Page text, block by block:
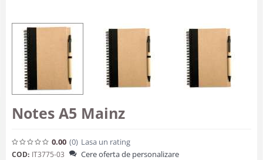
Notes A5 Mainz
0.00 (0) Lasa un rating
COD: IT3775-03 Cere oferta de personalizare